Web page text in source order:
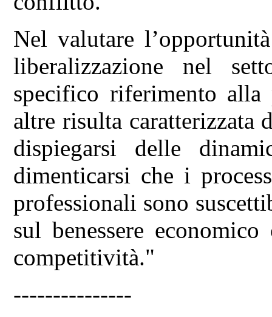
Nel valutare
liberalizzazione nel
specifico riferimento alla
altre risulta caratterizzata
dispiegarsi delle
dimenticarsi che i
professionali sono
sul benessere
competitività."
---------------